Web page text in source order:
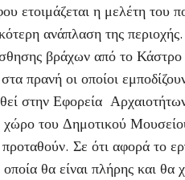
ετοιμάζεται η μελέτη του
ανάπλαση της
βράχων από το
πρανή οι οποίοι
στην Εφορεία
του Δημοτικού
Σε ότι αφορά το
θα είναι πλήρης και θα